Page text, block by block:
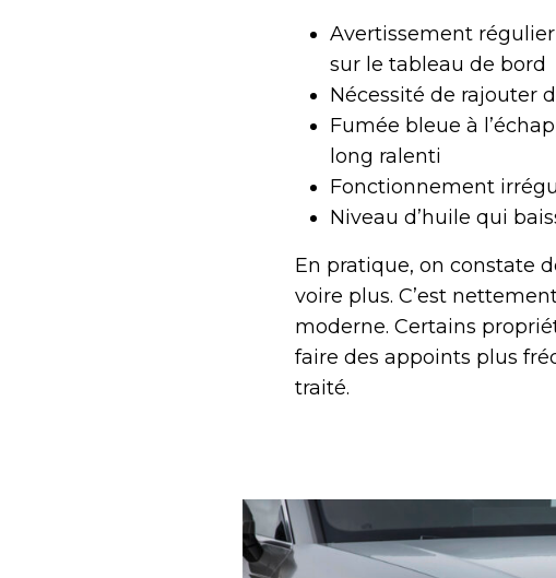
Avertissement
sur le tableau de bord
Nécessité de rajouter
Fumée bleue à
long ralenti
Fonctionnement
Niveau d’huile qui
En pratique, on constate
voire plus. C’est
moderne. Certains
faire des appoints plus
traité.